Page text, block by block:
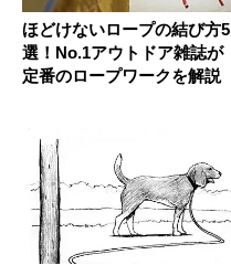
ほどけないロープの結び方5
選！No.1アウトドア雑誌が
定番のロープワークを解説